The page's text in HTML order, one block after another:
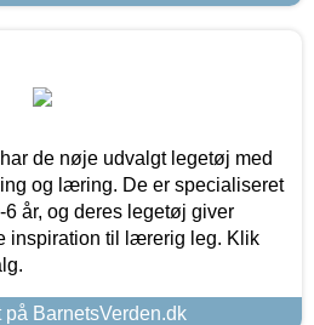
de nøje udvalgt legetøj med
og læring. De er specialiseret
år, og deres legetøj giver
inspiration til lærerig leg. Klik
på BarnetsVerden.dk